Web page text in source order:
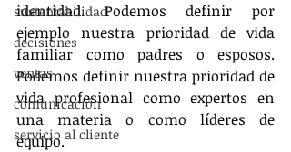
sustentabilidad
decisiones
ventas
comunicación
servicio al cliente
identidad. Podemos definir por
ejemplo nuestra prioridad de vida
familiar como padres o esposos.
Podemos definir nuestra prioridad de
vida profesional como expertos en
una materia o como líderes de
equipo.